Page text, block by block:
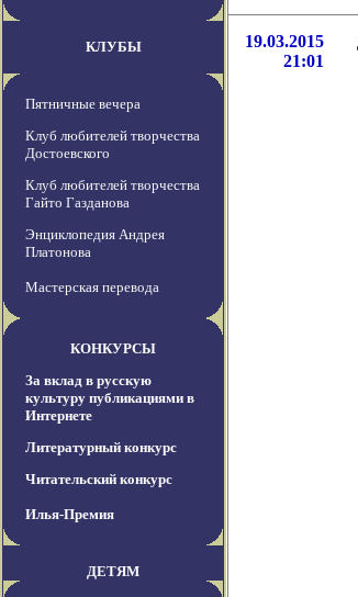
КЛУБЫ
Пятничные вечера
Клуб любителей творчества
Достоевского
Клуб любителей творчества
Гайто Газданова
Энциклопедия Андрея
Платонова
Мастерская перевода
КОНКУРСЫ
За вклад в русскую
культуру публикациями в
Интернете
Литературный конкурс
Читательский конкурс
Илья-Премия
ДЕТЯМ
19.03.2015
21:01